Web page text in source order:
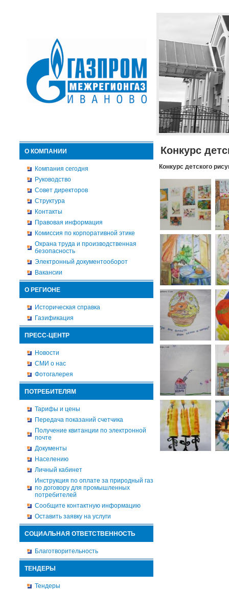
О КОМПАНИИ
Компания сегодня
Руководство
Совет директоров
Структура
Контакты
Правовая информация
Комиссия по корпоративной этике
Охрана труда и производственная
безопасность
Электронный документооборот
Вакансии
О РЕГИОНЕ
Историческая справка
Газификация
ПРЕСС-ЦЕНТР
Новости
СМИ о нас
Фотогалерея
ПОТРЕБИТЕЛЯМ
Тарифы и цены
Передача показаний счетчика
Получение квитанции по электронной
почте
Документы
Населению
Личный кабинет
Инструкция по оплате за природный газ
по договору для промышленных
потребителей
Сообщите контактную информацию
Оставить заявку на услуги
СОЦИАЛЬНАЯ ОТВЕТСТВЕННОСТЬ
Благотворительность
ТЕНДЕРЫ
Тендеры
Конкурс
Конкурс детского